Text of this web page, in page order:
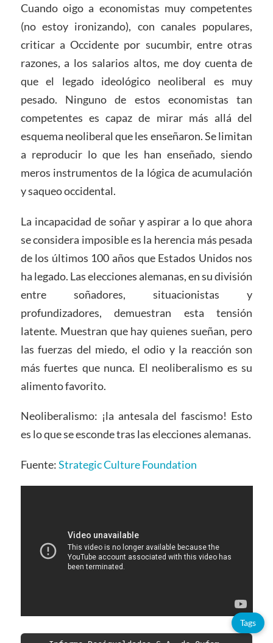
Cuando oigo a economistas muy competentes
(no estoy ironizando), con canales populares,
criticar a Occidente por sucumbir, entre otras
razones, a los salarios altos, me doy cuenta de
que el legado ideológico neoliberal es muy
pesado. Ninguno de estos economistas tan
competentes es capaz de mirar más allá del
esquema neoliberal que les enseñaron. Se limitan
a reproducir lo que les han enseñado, siendo
meros instrumentos de la lógica de acumulación
y saqueo occidental.
La incapacidad de soñar y aspirar a lo que ahora
se considera imposible es la herencia más pesada
de los últimos 100 años que Estados Unidos nos
ha legado. Las elecciones alemanas, en su división
entre soñadores, situacionistas y
profundizadores, demuestran esta tensión
latente. Muestran que hay quienes sueñan, pero
las fuerzas del miedo, el odio y la reacción son
más fuertes que nunca. El neoliberalismo es su
alimento favorito.
Neoliberalismo: ¡la antesala del fascismo! Esto
es lo que se esconde tras las elecciones alemanas.
Fuente:Strategic Culture Foundation
Tags